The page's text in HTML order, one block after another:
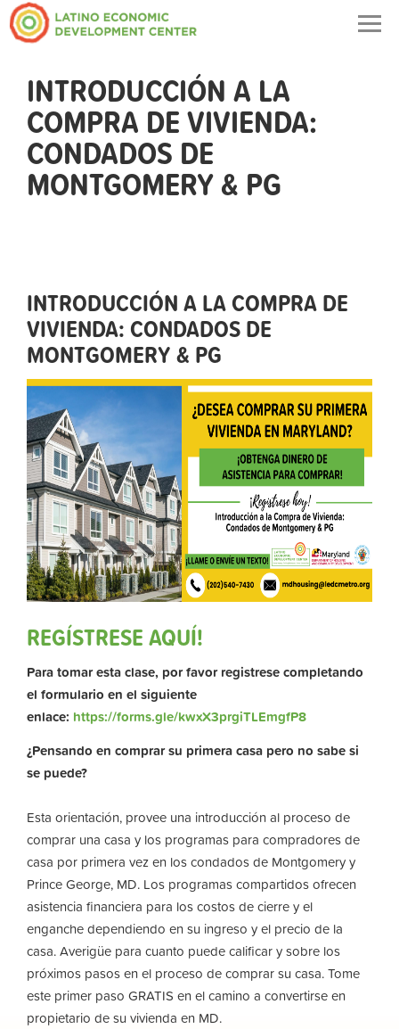
INTRODUCCIÓN A LA
COMPRA DE VIVIENDA:
CONDADOS DE
MONTGOMERY & PG
INTRODUCCIÓN A LA COMPRA DE
VIVIENDA: CONDADOS DE
MONTGOMERY & PG
REGÍSTRESE AQUÍ!
Para tomar esta clase, por favor registrese completando
el formulario en el siguiente
enlace: https://forms.gle/kwxX3prgiTLEmgfP8
¿Pensando en comprar su primera casa pero no sabe si
se puede?
Esta orientación, provee una introducción al proceso de
comprar una casa y los programas para compradores de
casa por primera vez en los condados de Montgomery y
Prince George, MD. Los programas compartidos ofrecen
asistencia financiera para los costos de cierre y el
enganche dependiendo en su ingreso y el precio de la
casa. Averigüe para cuanto puede calificar y sobre los
próximos pasos en el proceso de comprar su casa. Tome
este primer paso GRATIS en el camino a convertirse en
propietario de su vivienda en MD.